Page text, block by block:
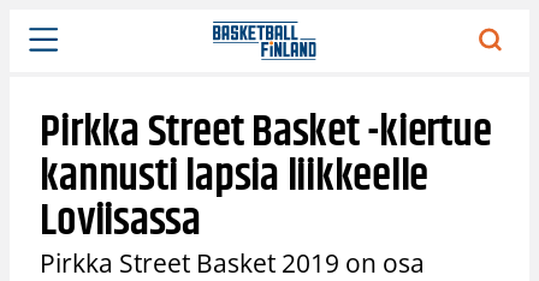
Siirry
sisältöön
Pirkka Street Basket -kiertue
kannusti lapsia liikkeelle
Loviisassa
Pirkka Street Basket 2019 on osa